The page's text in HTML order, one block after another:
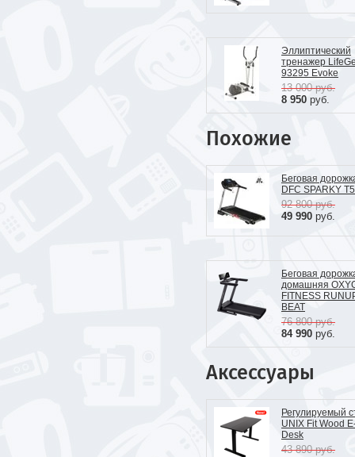
Эллиптический
тренажер
93295 Evoke
13 000руб.
8 950 руб.
Похожие
Беговая
DFC SPARKY
92 800руб.
49 990 руб.
Беговая
домашняя
FITNESS
BEAT
76 800руб.
84 990 руб.
Аксессуары
Регулируемый
UNIX Fit Wood
Desk
43 890руб.